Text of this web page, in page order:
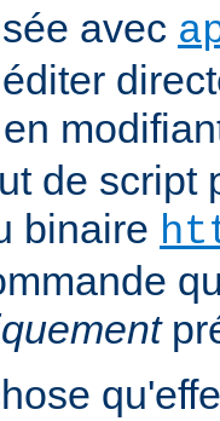
avec
en
de script
binaire